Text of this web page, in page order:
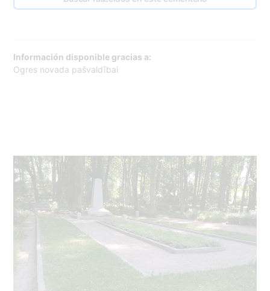
Información disponible gracias a:
Ogres novada pašvaldībai